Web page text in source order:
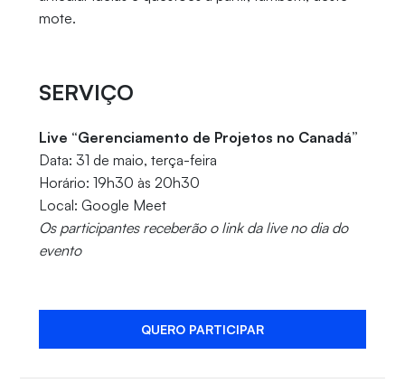
mote.
SERVIÇO
Live “Gerenciamento de Projetos no Canadá”
Data: 31 de maio, terça-feira
Horário: 19h30 às 20h30
Local: Google Meet
Os participantes receberão o link da live no dia do
evento
QUERO PARTICIPAR